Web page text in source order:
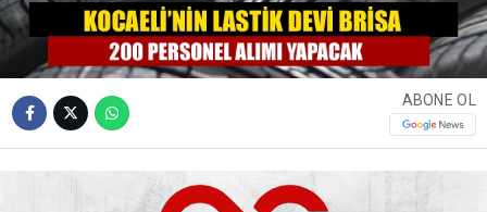
ABONE OL